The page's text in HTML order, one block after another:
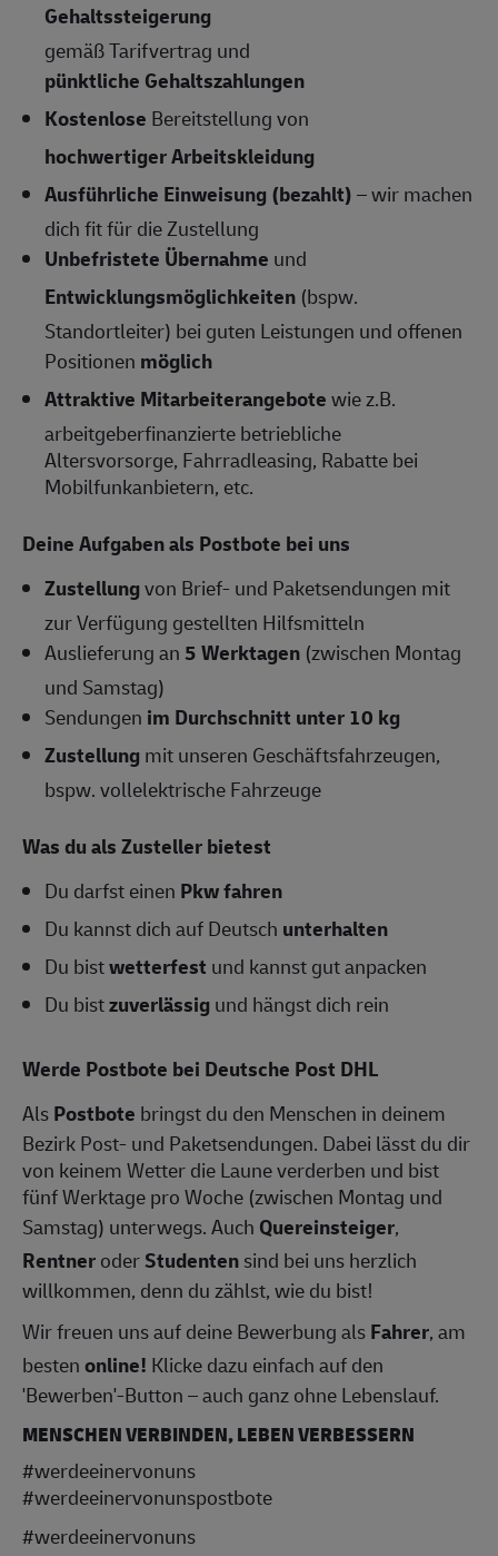
Gehaltssteigerung
gemäß Tarifvertrag und
pünktliche Gehaltszahlungen
Kostenlose Bereitstellung von
hochwertiger Arbeitskleidung
Ausführliche Einweisung (bezahlt)– wir machen
dich fit für die Zustellung
Unbefristete Übernahme und
Entwicklungsmöglichkeiten (bspw.
Standortleiter) bei guten Leistungen und offenen
Positionen möglich
Attraktive Mitarbeiterangebotewie z.B.
arbeitgeberfinanzierte betriebliche
Altersvorsorge, Fahrradleasing, Rabatte bei
Mobilfunkanbietern, etc.
Deine Aufgaben als Postbote bei uns
Zustellungvon Brief- und Paketsendungen mit
zur Verfügung gestellten Hilfsmitteln
Auslieferung an5 Werktagen (zwischen Montag
und Samstag)
Sendungen im Durchschnitt unter 10 kg
Zustellungmit unseren Geschäftsfahrzeugen,
bspw. vollelektrische Fahrzeuge
Was du als Zusteller bietest
Du darfst einen Pkw fahren
Du kannst dich auf Deutsch unterhalten
Du bistwetterfest und kannst gut anpacken
Du bistzuverlässigund hängst dich rein
Werde Postbote bei Deutsche Post DHL
AlsPostbote bringst du den Menschen in deinem
Bezirk Post- und Paketsendungen. Dabei lässt du dir
von keinem Wetter die Laune verderben und bist
fünf Werktage pro Woche (zwischen Montag und
Samstag) unterwegs. Auch Quereinsteiger,
RentneroderStudentensind bei uns herzlich
willkommen, denn du zählst, wie du bist!
Wir freuen uns auf deine Bewerbung alsFahrer, am
bestenonline! Klicke dazu einfach auf den
'Bewerben'-Button – auch ganz ohne Lebenslauf.
MENSCHEN VERBINDEN, LEBEN VERBESSERN
#werdeeinervonuns
#werdeeinervonunspostbote
#werdeeinervonuns